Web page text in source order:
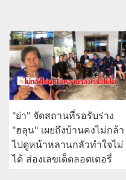
"ย่า" จัดสถานที่รอรับร่าง
"ฮลุน" เผยถึงบ้านคงไม่กล้า
ไปดูหน้าหลานกลัวทำใจไม่
ได้ ส่องเลขเด็ดลอตเตอรี่